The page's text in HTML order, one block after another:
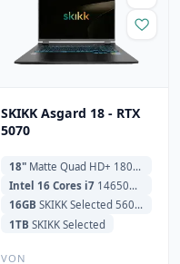
SKIKK Asgard 18 - RTX
5070
18" Matte Quad HD+ 180Hz (2560x1600)
Intel 16 Cores i7 14650HX 1.6GHz (5.2GHz) 30MB Cache
16GB SKIKK Selected 5600MHz
1TB SKIKK Selected
VON